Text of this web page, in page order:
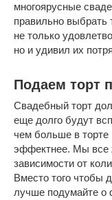
многоярусные
правильно выбрать
не только
но и удивил их
Подаем торт
Свадебный торт
еще долго будут
чем больше в торте
эффектнее. Мы все
зависимости от
Вместо того чтобы
лучше подумайте о